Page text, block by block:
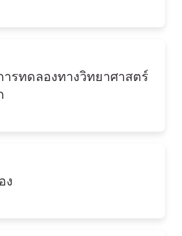
รทดลองทางวิทยาศาสตร์
ง